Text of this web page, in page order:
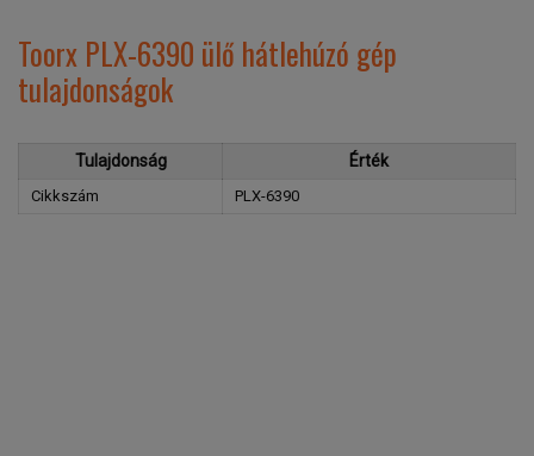
Toorx PLX-6390 ülő hátlehúzó gép
tulajdonságok
Tulajdonság Érték
Cikkszám PLX-6390